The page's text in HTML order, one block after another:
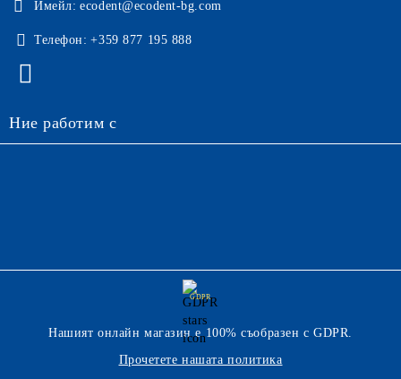
Имейл: ecodent@ecodent-bg.com
Телефон: +359 877 195 888
Ние работим с
GDPR
Нашият онлайн магазин е 100% съобразен с GDPR.
Прочетете нашата политика